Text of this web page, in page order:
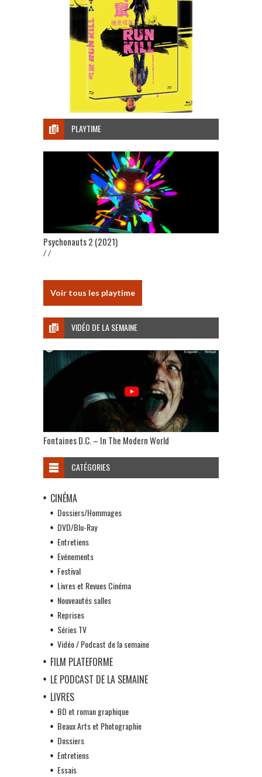
PLAYTIME
Psychonauts 2 (2021)
/ /
Voir tous les playtime
VIDÉO DE LA SEMAINE
Fontaines D.C. – In The Modern World
CATÉGORIES
CINÉMA
Dossiers/Hommages
DVD/Blu-Ray
Entretiens
Evénements
Festival
Livres et Revues Cinéma
Nouveautés salles
Reprises
Séries TV
Vidéo / Podcast de la semaine
FILM PLATEFORME
LE PODCAST DE LA SEMAINE
LIVRES
BD et roman graphique
Beaux Arts et Photographie
Dossiers
Entretiens
Essais